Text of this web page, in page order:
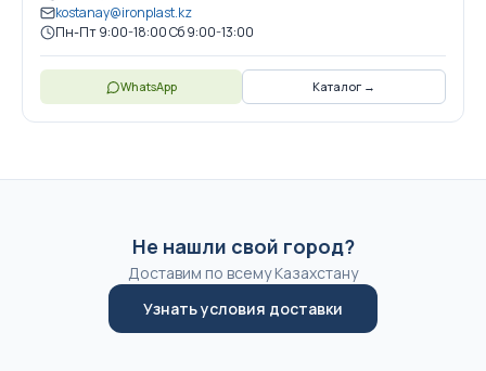
kostanay@ironplast.kz
Пн-Пт 9:00-18:00 Сб 9:00-13:00
WhatsApp Каталог →
Не нашли свой город?
Доставим по всему Казахстану
Узнать условия доставки